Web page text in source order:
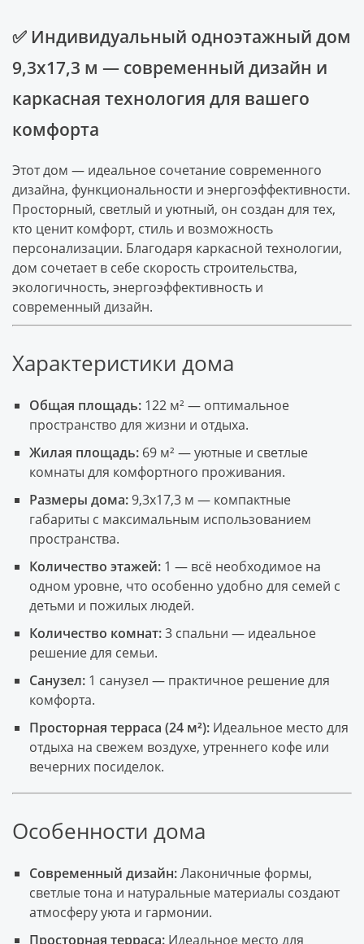
✅ Индивидуальный одноэтажный дом
9,3х17,3 м — современный дизайн и
каркасная технология для вашего
комфорта
Этот дом — идеальное сочетание современного
дизайна, функциональности и энергоэффективности.
Просторный, светлый и уютный, он создан для тех,
кто ценит комфорт, стиль и возможность
персонализации. Благодаря каркасной технологии,
дом сочетает в себе скорость строительства,
экологичность, энергоэффективность и
современный дизайн.
Характеристики дома
Общая площадь:122 м² — оптимальное
пространство для жизни и отдыха.
Жилая площадь:69 м² — уютные и светлые
комнаты для комфортного проживания.
Размеры дома:9,3х17,3 м — компактные
габариты с максимальным использованием
пространства.
Количество этажей:1 — всё необходимое на
одном уровне, что особенно удобно для семей с
детьми и пожилых людей.
Количество комнат:3 спальни — идеальное
решение для семьи.
Санузел:1 санузел — практичное решение для
комфорта.
Просторная терраса (24 м²):Идеальное место для
отдыха на свежем воздухе, утреннего кофе или
вечерних посиделок.
Особенности дома
Современный дизайн:Лаконичные формы,
светлые тона и натуральные материалы создают
атмосферу уюта и гармонии.
Просторная терраса:Идеальное место для